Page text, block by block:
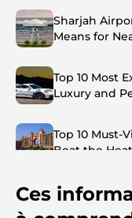
Sharjah
Means for
Top 10 Most
Luxury and
Top 10 Must-
Beat the
Top 7 Busiest
Ces